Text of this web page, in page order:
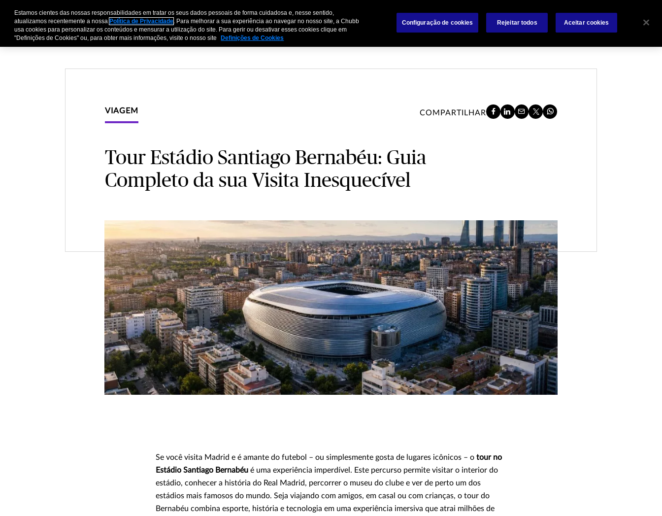
Pessoas e Família EmpresasParceiros de Negócios
VIAGEM COMPARTILHAR
Tour Estádio Santiago Bernabéu: Guia
Completo da sua Visita Inesquecível
Se você visita Madrid e é amante do futebol – ou simplesmente gosta de lugares icônicos – o tour no
Estádio Santiago Bernabéu é uma experiência imperdível. Este percurso permite visitar o interior do
estádio, conhecer a história do Real Madrid, percorrer o museu do clube e ver de perto um dos
estádios mais famosos do mundo. Seja viajando com amigos, em casal ou com crianças, o tour do
Bernabéu combina esporte, história e tecnologia em uma experiência imersiva que atrai milhões de
Estamos cientes das nossas responsabilidades em tratar os seus dados pessoais de forma cuidadosa e, nesse sentido,
atualizamos recentemente a nossa Política de Privacidade. Para melhorar a sua experiência ao navegar no nosso site, a Chubb
usa cookies para personalizar os conteúdos e mensurar a utilização do site. Para gerir ou desativar esses cookies clique em
"Definições de Cookies" ou, para obter mais informações, visite o nosso site
Definições de Cookies
Configuração de cookies Rejeitar todos Aceitar cookies